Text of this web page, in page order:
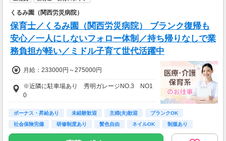
くるみ園（関西労災病院）
保育士／くるみ園（関西労災病院） ブランク復帰も
安心／一人にしないフォロー体制／持ち帰りなしで業
務負担が軽い／ミドル子育て世代活躍中
月給：233000円～275000円
※近隣に駐車場あり 秀明ガレージNO.3 NO1
0
ボーナス・昇給あり 未経験歓迎 主婦(夫)歓迎
ブランクOK
社会保険完備
研修制度あり 髪色自由 ネイルOK 制服あり